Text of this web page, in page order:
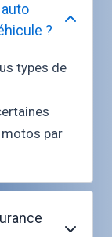
?
types de
motos par